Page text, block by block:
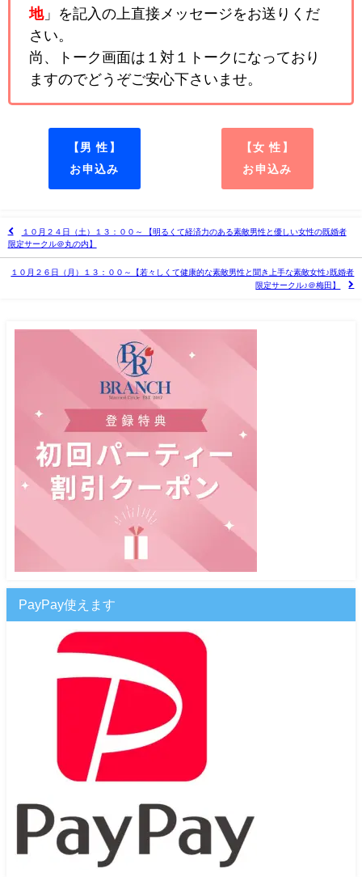
地」を記入の上直接メッセージをお送りくだ
さい。
尚、トーク画面は１対１トークになっており
ますのでどうぞご安心下さいませ。
【男 性】
お申込み
【女 性】
お申込み
１０月２４日（土）１３：００～ 【明るくて経済力のある素敵男性と優しい女性の既婚者
限定サークル＠丸の内】
１０月２６日（月）１３：００～【若々しくて健康的な素敵男性と聞き上手な素敵女性♪既婚者
限定サークル♪＠梅田】
PayPay使えます